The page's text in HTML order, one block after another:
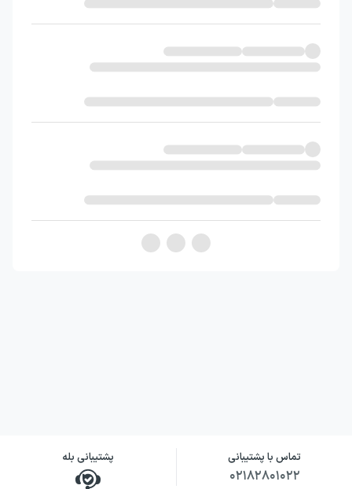
تماس با پشتیبانی
۰۲۱۸۲۸۰۱۰۲۲
پشتیبانی بله